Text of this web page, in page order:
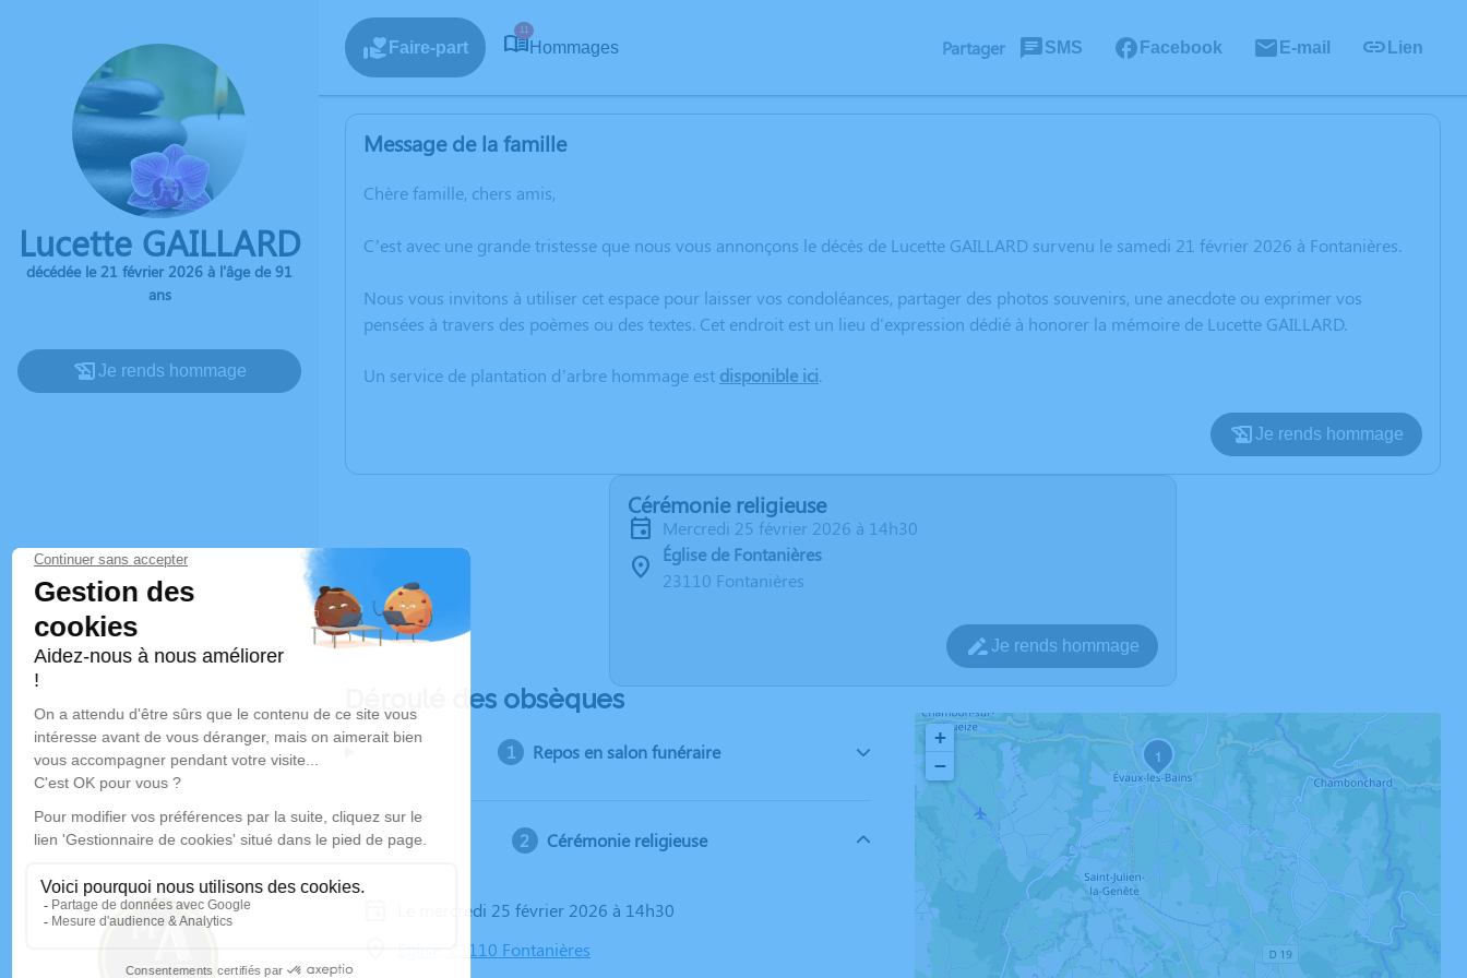
Lucette GAILLARD
décédée le 21 février 2026 à l'âge de 91
ans
Je rends hommage
Faire-part
11
Hommages Partager SMS Facebook E-mail Lien
Message de la famille
Chère famille, chers amis,
C’est avec une grande tristesse que nous vous annonçons le décès de Lucette GAILLARD survenu le samedi 21 février 2026 à Fontanières.
Nous vous invitons à utiliser cet espace pour laisser vos condoléances, partager des photos souvenirs, une anecdote ou exprimer vos
pensées à travers des poèmes ou des textes. Cet endroit est un lieu d'expression dédié à honorer la mémoire de Lucette GAILLARD.
Un service de plantation d’arbre hommage est disponible ici.
Je rends hommage
Cérémonie religieuse
mercredi 25 février 2026 à 14h30
Église de Fontanières
23110 Fontanières
Je rends hommage
Déroulé des obsèques
Repos en salon funéraire
Cérémonie religieuse
Le mercredi 25 février 2026 à 14h30
Église, 23110 Fontanières
1
+
−